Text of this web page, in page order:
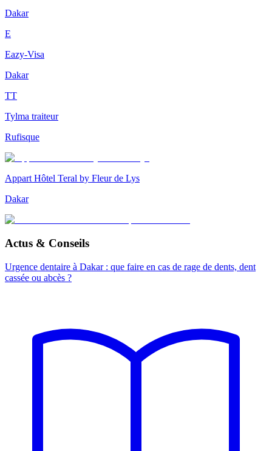
Dakar
E
Eazy-Visa
Dakar
TT
Tylma traiteur
Rufisque
Appart Hôtel Teral by Fleur de Lys
Dakar
Actus & Conseils
Urgence dentaire à Dakar : que faire en cas de rage de dents, dent
cassée ou abcès ?